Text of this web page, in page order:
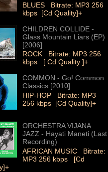
BLUES Bitrate: MP3 256
kbps [Cd Quality]+
CHILDREN COLLIDE -
Glass Mountain Liars (EP)
[2006]
ROCK Bitrate: MP3 256
kbps [ Cd Quality ]+
COMMON - Go! Common
Classics [2010]
HIP-HOP Bitrate: MP3
256 kbps [Cd Quality]+
ORCHESTRA VIJANA
JAZZ - Hayati Maneti (Last
Recording)
AFRICAN MUSIC Bitrate:
MP3 256 kbps [Cd